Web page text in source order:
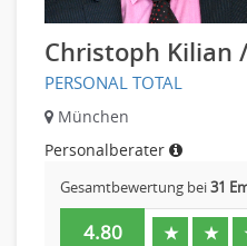
Christoph Kilian
PERSONAL TOTAL
München
Personalberater
Gesamtbewertung bei31
4.80 ★ ★